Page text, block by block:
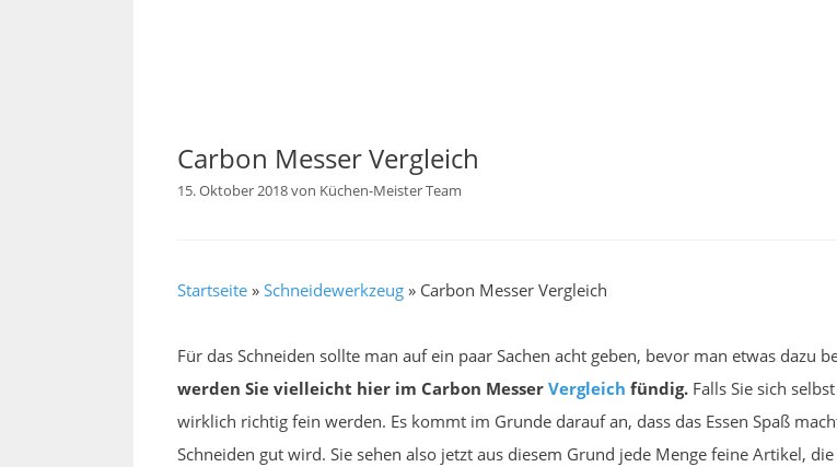
Carbon Messer Vergleich
15. Oktober 2018von Küchen-Meister Team
Startseite » Schneidewerkzeug » Carbon Messer Vergleich
Für das Schneiden sollte man auf ein paar Sachen acht geben, bevor man etwas dazu
werden Sie vielleicht hier im Carbon Messer Vergleich fündig. Falls Sie sich
wirklich richtig fein werden. Es kommt im Grunde darauf an, dass das Essen Spaß
Schneiden gut wird. Sie sehen also jetzt aus diesem Grund jede Menge feine Artikel,